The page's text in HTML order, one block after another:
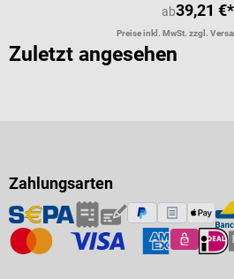
ab39,21 €*
Preise inkl. MwSt. zzgl.
Zuletzt angesehen
Zahlungsarten